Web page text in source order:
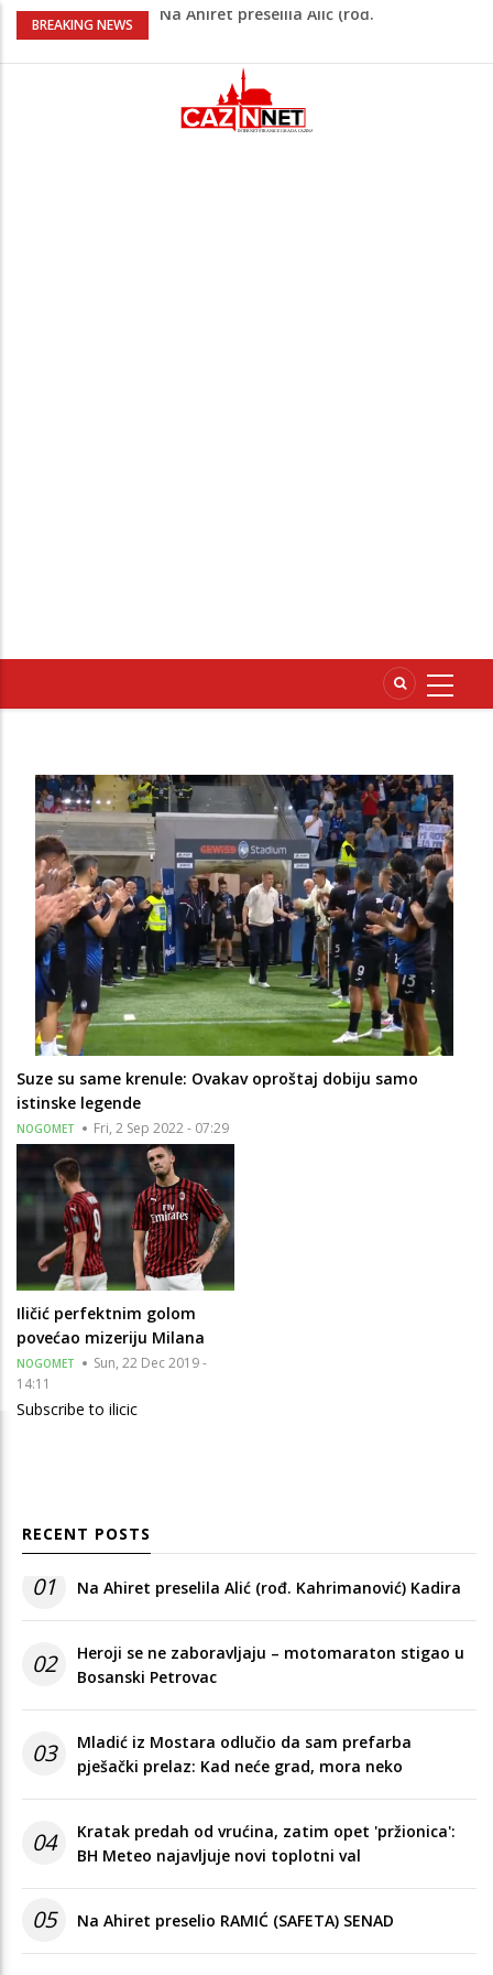
BREAKING NEWS
Na Ahiret preselila Alić (rođ.
Heroji se ne zaboravljaju –
motomaraton stigao u Bosanski
Petrovac
Video/ Severina prekinula koncert i
Suze su same krenule: Ovakav oproštaj dobiju samo
istinske legende
NOGOMET Fri, 2 Sep 2022 - 07:29
Iličić perfektnim golom
povećao mizeriju Milana
NOGOMET
Sun, 22 Dec 2019 -
14:11
Subscribe to ilicic
RECENT POSTS
01 Na Ahiret preselila Alić (rođ. Kahrimanović) Kadira
02
Heroji se ne zaboravljaju – motomaraton stigao u
Bosanski Petrovac
03
Mladić iz Mostara odlučio da sam prefarba
pješački prelaz: Kad neće grad, mora neko
04
Kratak predah od vrućina, zatim opet 'pržionica':
BH Meteo najavljuje novi toplotni val
05 Na Ahiret preselio RAMIĆ (SAFETA) SENAD